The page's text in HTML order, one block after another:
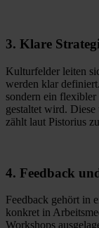
3. Klare
Kulturfelder leiten
werden klar
sondern ein
gestaltet wird.
zählt laut Pistorius
4. Feedback
Feedback gehört in
konkret in
Workshops